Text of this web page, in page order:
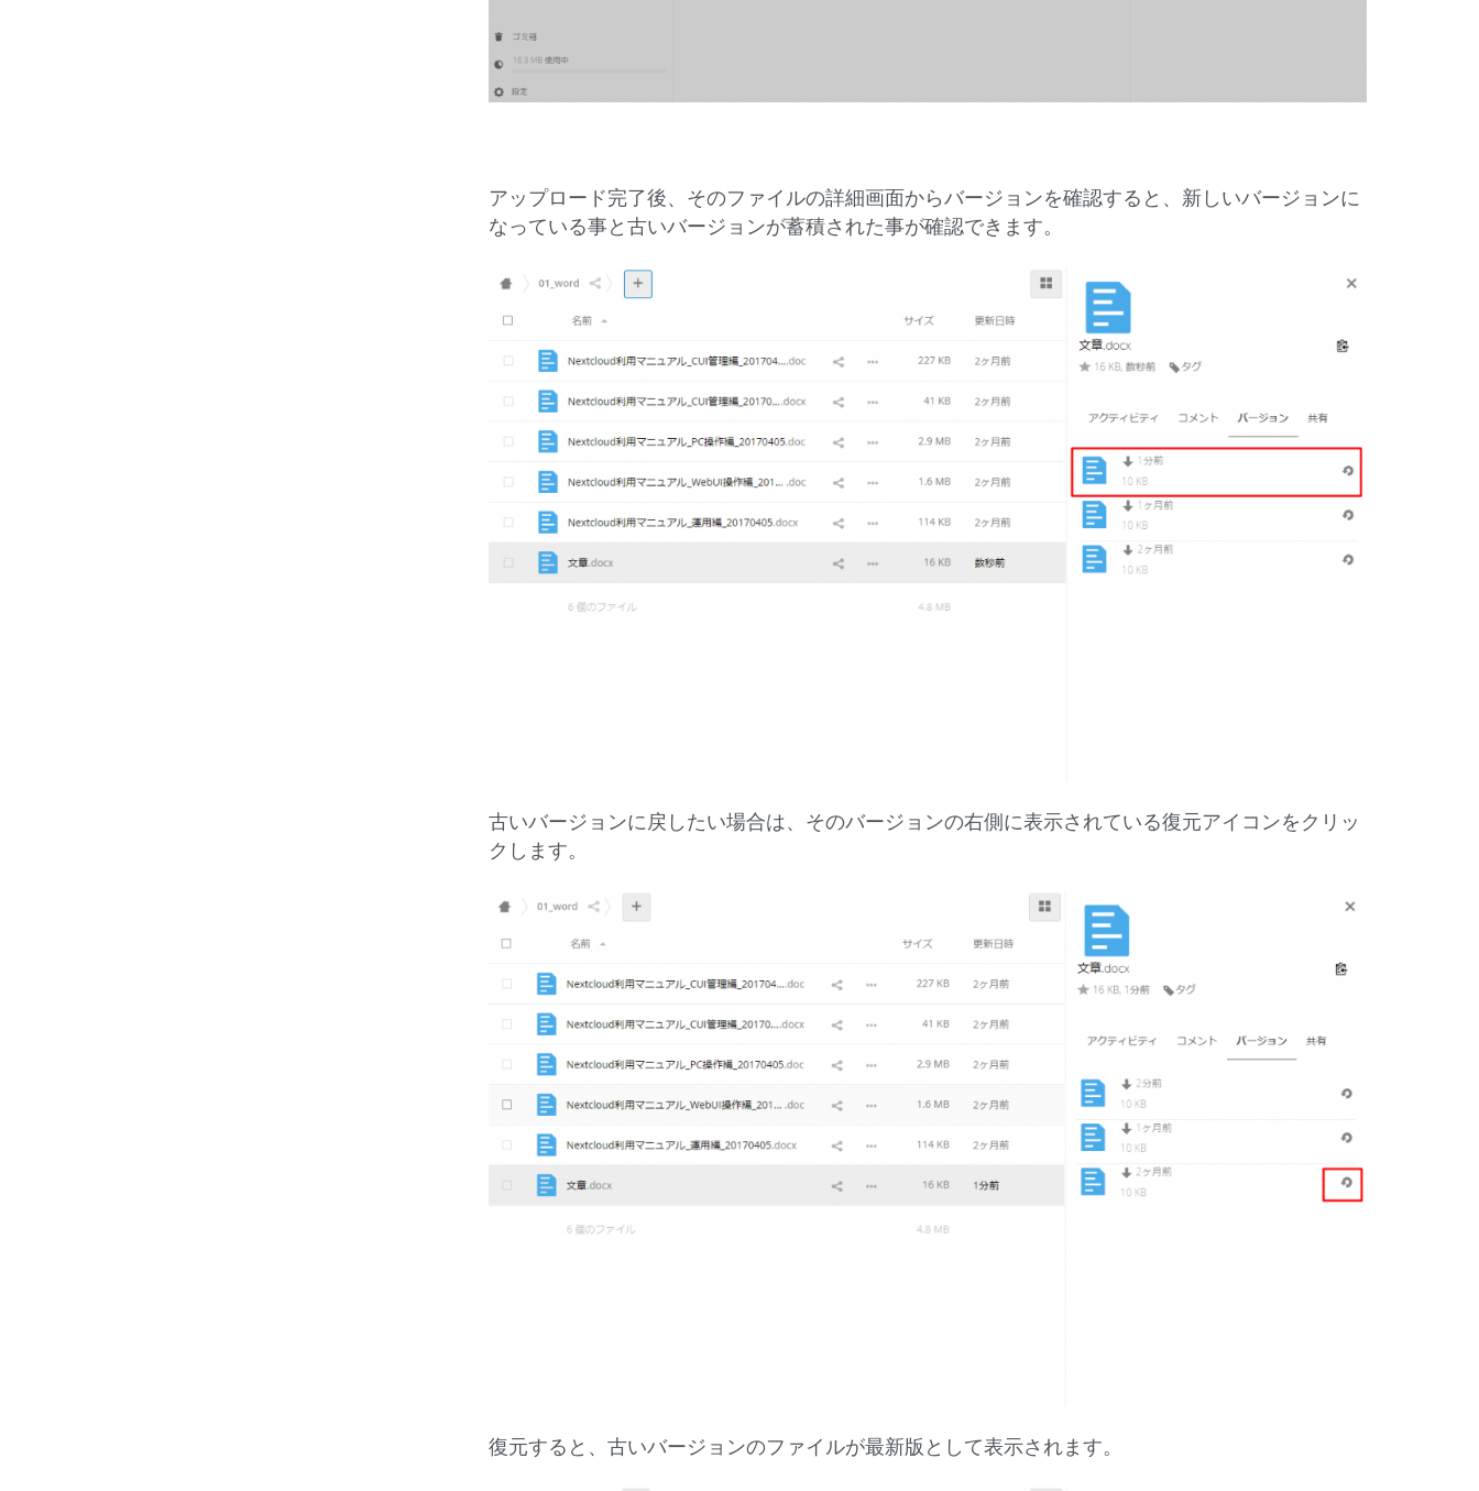
アップロード完了後、そのファイルの詳細画面からバージョンを確認すると、新しいバージョンに
なっている事と古いバージョンが蓄積された事が確認できます。
古いバージョンに戻したい場合は、そのバージョンの右側に表示されている復元アイコンをクリッ
クします。
復元すると、古いバージョンのファイルが最新版として表示されます。